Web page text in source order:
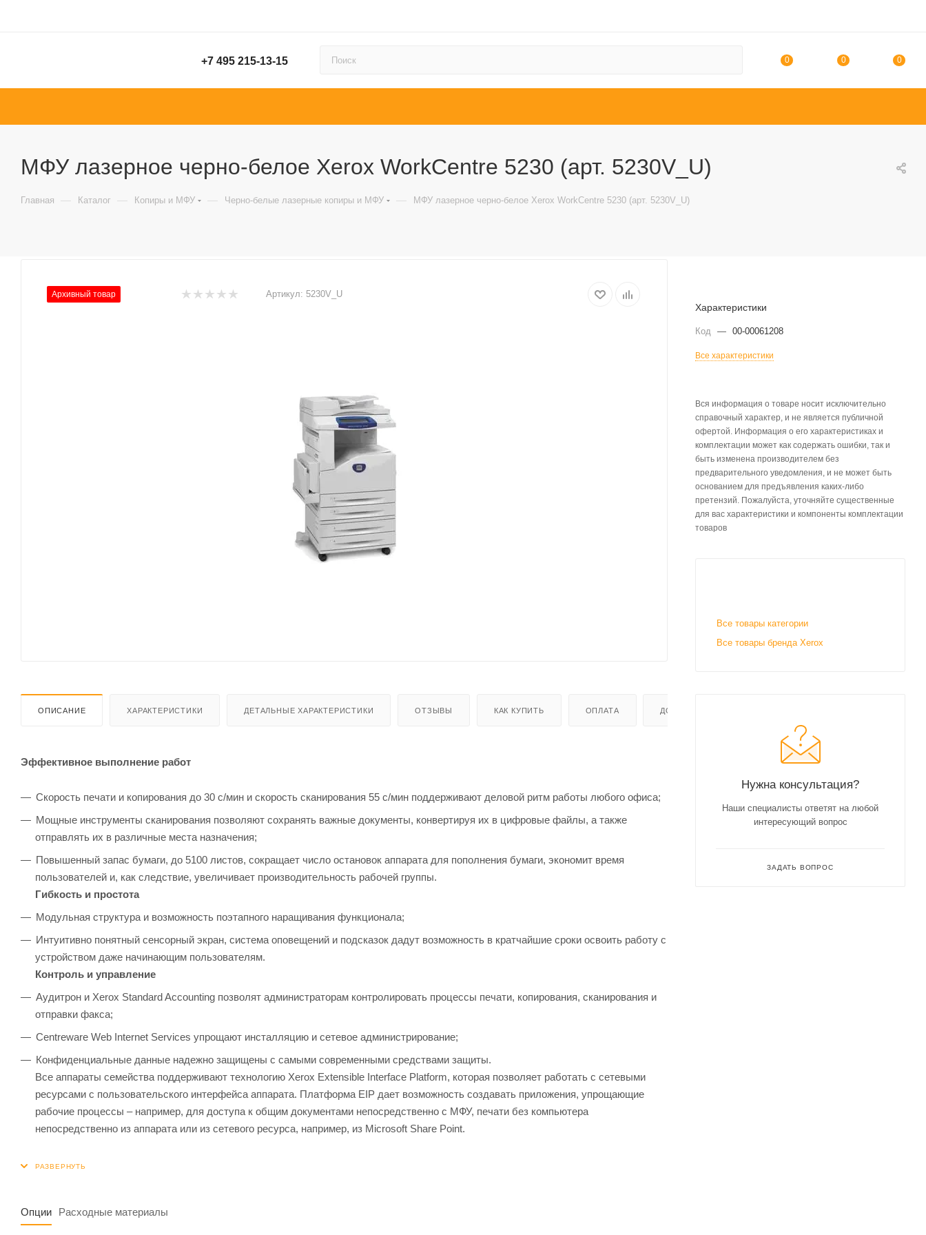
+7 495 215-13-15 0 0 0
МФУ лазерное черно-белое Xerox WorkCentre 5230 (арт. 5230V_U)
Главная — Каталог — Копиры и МФУ — Черно-белые лазерные копиры и МФУ — МФУ лазерное черно-белое Xerox WorkCentre 5230 (арт. 5230V_U)
Архивный товар Артикул: 5230V_U
ОПИСАНИЕ ХАРАКТЕРИСТИКИ ДЕТАЛЬНЫЕ ХАРАКТЕРИСТИКИ ОТЗЫВЫ КАК КУПИТЬ ОПЛАТА ДОСТАВКА
Эффективное выполнение работ
Скорость печати и копирования до 30 с/мин и скорость сканирования 55 с/мин поддерживают деловой ритм работы любого офиса;
Мощные инструменты сканирования позволяют сохранять важные документы, конвертируя их в цифровые файлы, а также
отправлять их в различные места назначения;
Повышенный запас бумаги, до 5100 листов, сокращает число остановок аппарата для пополнения бумаги, экономит время
пользователей и, как следствие, увеличивает производительность рабочей группы.
Гибкость и простота
Модульная структура и возможность поэтапного наращивания функционала;
Интуитивно понятный сенсорный экран, система оповещений и подсказок дадут возможность в кратчайшие сроки освоить работу с
устройством даже начинающим пользователям.
Контроль и управление
Аудитрон и Xerox Standard Accounting позволят администраторам контролировать процессы печати, копирования, сканирования и
отправки факса;
Centreware Web Internet Services упрощают инсталляцию и сетевое администрирование;
Конфиденциальные данные надежно защищены с самыми современными средствами защиты.
Все аппараты семейства поддерживают технологию Xerox Extensible Interface Platform, которая позволяет работать с сетевыми
ресурсами с пользовательского интерфейса аппарата. Платформа EIP дает возможность создавать приложения, упрощающие
рабочие процессы – например, для доступа к общим документами непосредственно с МФУ, печати без компьютера
непосредственно из аппарата или из сетевого ресурса, например, из Microsoft Share Point.
Опции Расходные материалы
Характеристики
Код — 00-00061208
Все характеристики
Вся информация о товаре носит исключительно
справочный характер, и не является публичной
офертой. Информация о его характеристиках и
комплектации может как содержать ошибки, так и
быть изменена производителем без
предварительного уведомления, и не может быть
основанием для предъявления каких-либо
претензий. Пожалуйста, уточняйте существенные
для вас характеристики и компоненты комплектации
товаров
Все товары категории
Все товары бренда Xerox
Нужна консультация?
Наши специалисты ответят на любой
интересующий вопрос
ЗАДАТЬ ВОПРОС